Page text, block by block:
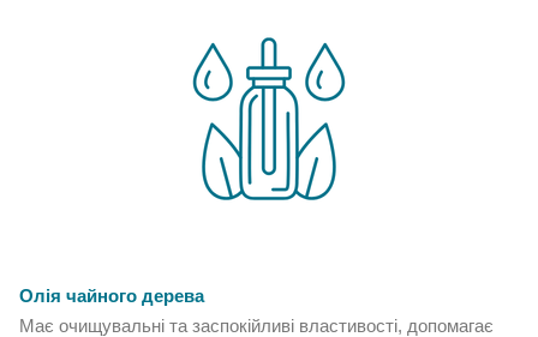
Олія чайного дерева
Має очищувальні та заспокійливі властивості, допомагає